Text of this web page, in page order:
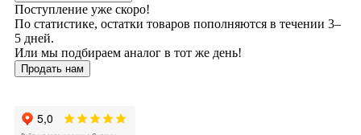
Поступление уже скоро!
По статистике, остатки товаров пополняются в течении 3–
5 дней.
Или мы подбираем аналог в тот же день!
Продать нам